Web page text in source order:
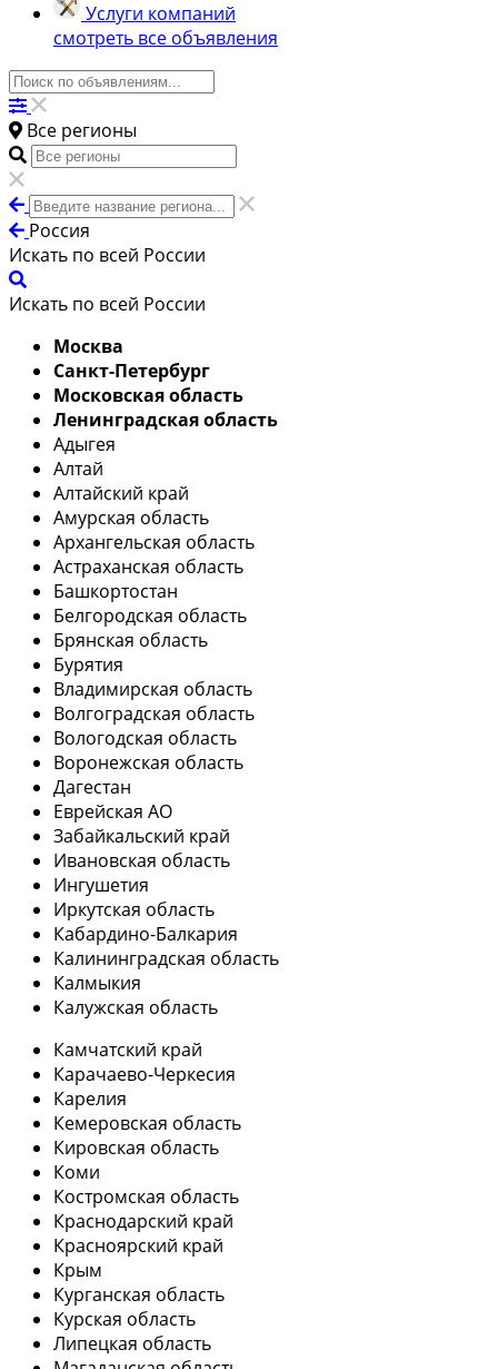
Услуги компаний
смотреть все объявления
Все регионы
Россия
Искать по всей России
Искать по всей России
Москва
Санкт-Петербург
Московская область
Ленинградская область
Адыгея
Алтай
Алтайский край
Амурская область
Архангельская область
Астраханская область
Башкортостан
Белгородская область
Брянская область
Бурятия
Владимирская область
Волгоградская область
Вологодская область
Воронежская область
Дагестан
Еврейская АО
Забайкальский край
Ивановская область
Ингушетия
Иркутская область
Кабардино-Балкария
Калининградская область
Калмыкия
Калужская область
Камчатский край
Карачаево-Черкесия
Карелия
Кемеровская область
Кировская область
Коми
Костромская область
Краснодарский край
Красноярский край
Крым
Курганская область
Курская область
Липецкая область